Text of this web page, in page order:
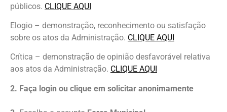
públicos. CLIQUE AQUI
Elogio – demonstração, reconhecimento ou satisfação
sobre os atos da Administração. CLIQUE AQUI
Crítica – demonstração de opinião desfavorável relativa
aos atos da Administração. CLIQUE AQUI
2.⁠ ⁠Faça login ou clique em solicitar anonimamente